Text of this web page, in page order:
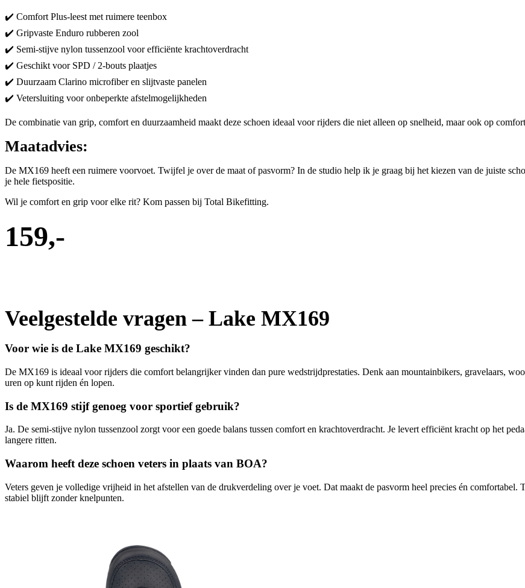
✔️ Comfort Plus-leest met ruimere teenbox
✔️ Gripvaste Enduro rubberen zool
✔️ Semi-stijve nylon tussenzool voor efficiënte krachtoverdracht
✔️ Geschikt voor SPD / 2-bouts plaatjes
✔️ Duurzaam Clarino microfiber en slijtvaste panelen
✔️ Vetersluiting voor onbeperkte afstelmogelijkheden
De combinatie van grip, comfort en duurzaamheid maakt deze schoen ideaal voor rijders die niet alleen op snelheid, maar ook op
Maatadvies:
De MX169 heeft een ruimere voorvoet. Twijfel je over de maat of pasvorm? In de studio help ik je graag bij het kiezen van de juiste
je hele fietspositie.
Wil je comfort en grip voor elke rit? Kom passen bij Total Bikefitting.
159,-
Veelgestelde vragen – Lake MX169
Voor wie is de Lake MX169 geschikt?
De MX169 is ideaal voor rijders die comfort belangrijker vinden dan pure wedstrijdprestaties. Denk aan mountainbikers, gravelaars,
uren op kunt rijden én lopen.
Is de MX169 stijf genoeg voor sportief gebruik?
Ja. De semi-stijve nylon tussenzool zorgt voor een goede balans tussen comfort en krachtoverdracht. Je levert efficiënt kracht op het
langere ritten.
Waarom heeft deze schoen veters in plaats van BOA?
Veters geven je volledige vrijheid in het afstellen van de drukverdeling over je voet. Dat maakt de pasvorm heel precies én
stabiel blijft zonder knelpunten.